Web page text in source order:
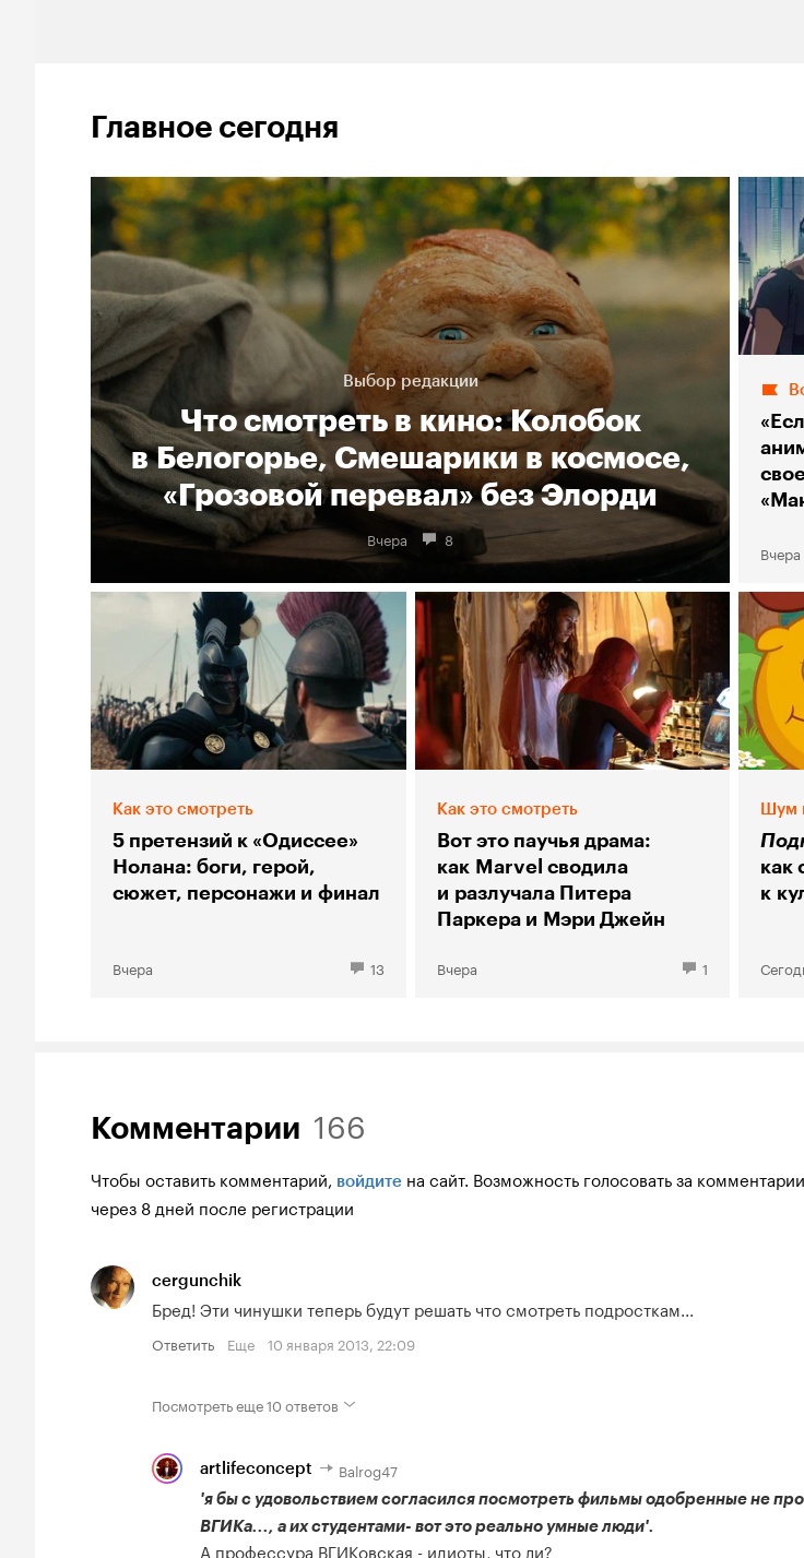
Главное сегодня
Выбор редакции
Что смотреть в кино: Колобок
в Белогорье, Смешарики в космосе,
«Грозовой перевал» без Элорди
Вчера 8
Вчера
Как это смотреть
5 претензий к «Одиссее»
Нолана: боги, герой,
сюжет, персонажи и финал
Вчера 13
Как это смотреть
Вот это паучья драма:
как Marvel сводила
и разлучала Питера
Паркера и Мэри Джейн
Вчера 1
Шум
как
к
Комментарии 166
Чтобы оставить комментарий, войдите на сайт. Возможность голосовать за
через 8 дней после регистрации
cergunchik
Бред! Эти чинушки теперь будут решать что смотреть подросткам...
Ответить Еще 10 января 2013, 22:09
Посмотреть еще10 ответов
artlifeconcept Balrog47
'я бы с удовольствием согласился посмотреть фильмы одобренные не
ВГИКа..., а их студентами- вот это реально умные люди'.
А профессура ВГИКовская - идиоты, что ли?